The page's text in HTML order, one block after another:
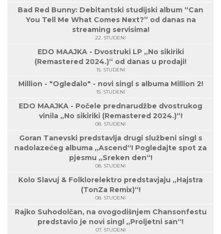
Bad Red Bunny: Debitantski studijski album “Can
You Tell Me What Comes Next?” od danas na
streaming servisima!
22. STUDENI
EDO MAAJKA - Dvostruki LP „No sikiriki
(Remastered 2024.)“ od danas u prodaji!
15. STUDENI
Million - "Ogledalo" - novi singl s albuma Million 2!
15. STUDENI
EDO MAAJKA - Počele prednarudžbe dvostrukog
vinila „No sikiriki (Remastered 2024.)“!
08. STUDENI
Goran Tanevski predstavlja drugi službeni singl s
nadolazećeg albuma „Ascend“! Pogledajte spot za
pjesmu „Sreken den“!
08. STUDENI
Kolo Slavuj & Folklorelektro predstavjaju „Hajstra
(TonZa Remix)“!
08. STUDENI
Rajko Suhodolčan, na ovogodišnjem Chansonfestu
predstavio je novi singl „Proljetni san“!
07. STUDENI